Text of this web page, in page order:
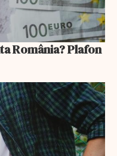
România? Plafon